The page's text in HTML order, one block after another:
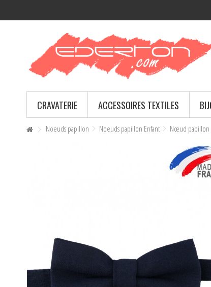
CRAVATERIE ACCESSOIRES TEXTILES
Noeuds papillon Noeuds papillon Enfant Nœud papillon